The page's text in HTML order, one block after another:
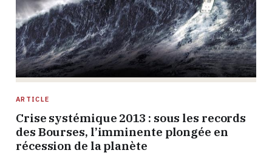
ARTICLE
Crise systémique 2013 : sous les records
des Bourses, l’imminente plongée en
récession de la planète